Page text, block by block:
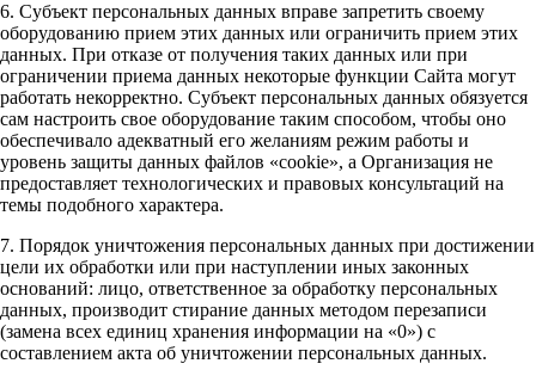
6. Субъект персональных данных вправе запретить своему
оборудованию прием этих данных или ограничить прием этих
данных. При отказе от получения таких данных или при
ограничении приема данных некоторые функции Сайта могут
работать некорректно. Субъект персональных данных обязуется
сам настроить свое оборудование таким способом, чтобы оно
обеспечивало адекватный его желаниям режим работы и
уровень защиты данных файлов «cookie», а Организация не
предоставляет технологических и правовых консультаций на
темы подобного характера.
7. Порядок уничтожения персональных данных при достижении
цели их обработки или при наступлении иных законных
оснований: лицо, ответственное за обработку персональных
данных, производит стирание данных методом перезаписи
(замена всех единиц хранения информации на «0») с
составлением акта об уничтожении персональных данных.